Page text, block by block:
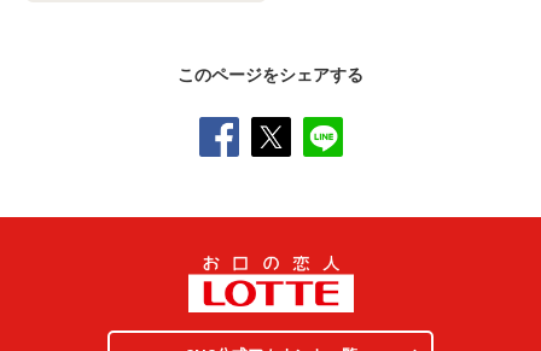
このページをシェアする